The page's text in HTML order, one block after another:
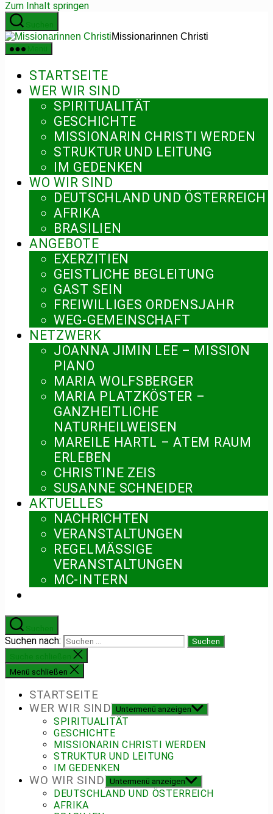
Zum Inhalt springen
Missionarinnen Christi
STARTSEITE
WER WIR SIND
SPIRITUALITÄT
GESCHICHTE
MISSIONARIN CHRISTI WERDEN
STRUKTUR UND LEITUNG
IM GEDENKEN
WO WIR SIND
DEUTSCHLAND UND ÖSTERREICH
AFRIKA
BRASILIEN
ANGEBOTE
EXERZITIEN
GEISTLICHE BEGLEITUNG
GAST SEIN
FREIWILLIGES ORDENSJAHR
WEG-GEMEINSCHAFT
NETZWERK
JOANNA JIMIN LEE – MISSION
PIANO
MARIA WOLFSBERGER
MARIA PLATZKÖSTER –
GANZHEITLICHE
NATURHEILWEISEN
MAREILE HARTL – ATEM RAUM
ERLEBEN
CHRISTINE ZEIS
SUSANNE SCHNEIDER
AKTUELLES
NACHRICHTEN
VERANSTALTUNGEN
REGELMÄSSIGE V
ERANSTALTUNGEN
MC-INTERN
Suchen nach:
Menü schließen
STARTSEITE
WER WIR SIND
Untermenü anzeigen
SPIRITUALITÄT
GESCHICHTE
MISSIONARIN CHRISTI WERDEN
STRUKTUR UND LEITUNG
IM GEDENKEN
WO WIR SIND Untermenü anzeigen
DEUTSCHLAND UND ÖSTERREICH
AFRIKA